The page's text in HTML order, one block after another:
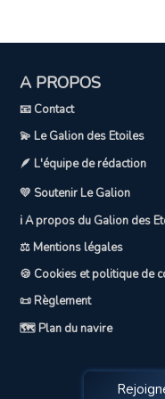
A PROPOS
📧 Contact
💫 Le Galion des Etoiles
🪶 L'équipe de rédaction
💛 Soutenir Le Galion
ℹ️ A propos du Galion des
⚖️ Mentions légales
🍪 Cookies et politique de
📜 Règlement
🗺️ Plan du navire